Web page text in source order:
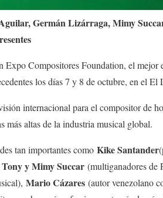
Germán Lizárraga, Mimy
Compositores Foundation, el mejor
los días 7 y 8 de octubre, en el
internacional para el compositor de
más altas de la industria musical global.
tan importantes como Kike Santander
Tony y Mimy Succar (multiganadores de
Mario Cázares (autor venezolano